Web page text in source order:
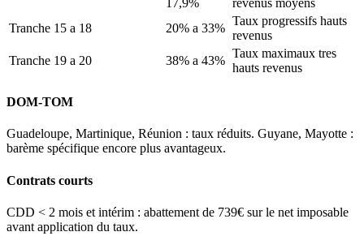
Tranche 15 a 18
20% a 33%
Taux progressifs hauts
revenus
Tranche 19 a 20
38% a 43%
Taux maximaux tres
hauts revenus
DOM-TOM
Guadeloupe, Martinique, Réunion : taux réduits. Guyane, Mayotte :
barème spécifique encore plus avantageux.
Contrats courts
CDD < 2 mois et intérim : abattement de 739€ sur le net imposable
avant application du taux.